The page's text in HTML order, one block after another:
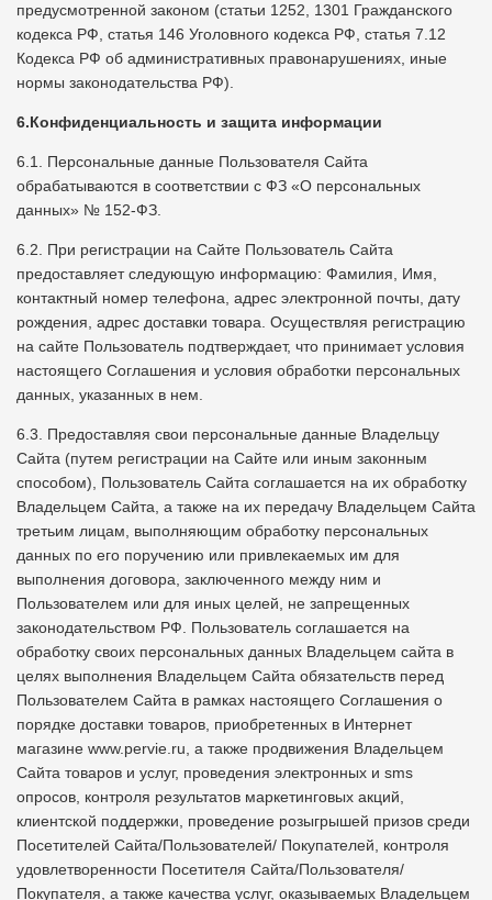
предусмотренной законом (статьи 1252, 1301 Гражданского
кодекса РФ, статья 146 Уголовного кодекса РФ, статья 7.12
Кодекса РФ об административных правонарушениях, иные
нормы законодательства РФ).
6.Конфиденциальность и защита информации
6.1. Персональные данные Пользователя Сайта
обрабатываются в соответствии с ФЗ «О персональных
данных» № 152-ФЗ.
6.2. При регистрации на Сайте Пользователь Сайта
предоставляет следующую информацию: Фамилия, Имя,
контактный номер телефона, адрес электронной почты, дату
рождения, адрес доставки товара. Осуществляя регистрацию
на сайте Пользователь подтверждает, что принимает условия
настоящего Соглашения и условия обработки персональных
данных, указанных в нем.
6.3. Предоставляя свои персональные данные Владельцу
Сайта (путем регистрации на Сайте или иным законным
способом), Пользователь Сайта соглашается на их обработку
Владельцем Сайта, а также на их передачу Владельцем Сайта
третьим лицам, выполняющим обработку персональных
данных по его поручению или привлекаемых им для
выполнения договора, заключенного между ним и
Пользователем или для иных целей, не запрещенных
законодательством РФ. Пользователь соглашается на
обработку своих персональных данных Владельцем сайта в
целях выполнения Владельцем Сайта обязательств перед
Пользователем Сайта в рамках настоящего Соглашения о
порядке доставки товаров, приобретенных в Интернет
магазине www.pervie.ru, а также продвижения Владельцем
Сайта товаров и услуг, проведения электронных и sms
опросов, контроля результатов маркетинговых акций,
клиентской поддержки, проведение розыгрышей призов среди
Посетителей Сайта/Пользователей/ Покупателей, контроля
удовлетворенности Посетителя Сайта/Пользователя/
Покупателя, а также качества услуг, оказываемых Владельцем